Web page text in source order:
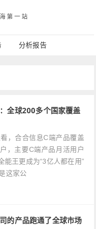
第一站
分析报告
全球200多个国家覆盖
，合合信息C端产品覆盖
，主要C端产品月活用户
王更成为“3亿人都在用”
这家公
的产品跑通了全球市场